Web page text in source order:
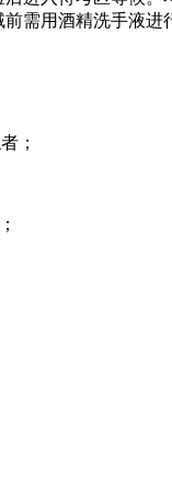
需用酒精洗手液进
；